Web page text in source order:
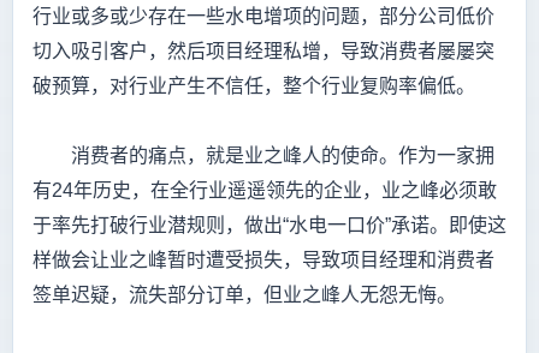
行业或多或少存在一些水电增项的问题，部分公司低价
切入吸引客户，然后项目经理私增，导致消费者屡屡突
破预算，对行业产生不信任，整个行业复购率偏低。
消费者的痛点，就是业之峰人的使命。作为一家拥
有24年历史，在全行业遥遥领先的企业，业之峰必须敢
于率先打破行业潜规则，做出“水电一口价”承诺。即使这
样做会让业之峰暂时遭受损失，导致项目经理和消费者
签单迟疑，流失部分订单，但业之峰人无怨无悔。